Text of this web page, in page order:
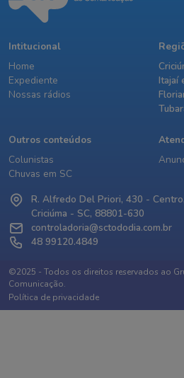
Intitucional
Home
Expediente
Nossas rádios
Itajaí
Outros conteúdos
Colunistas
Chuvas em SC
R. Alfredo Del Priori, 430 - Centro,
Criciúma - SC, 88801-630
controladoria@sctododia.com.br
48 99120.4849
©2025 - Todos os direitos reservados ao
Comunicação.
Política de privacidade